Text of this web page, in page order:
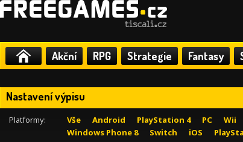
Akční RPG Strategie Fantasy
Nastavení výpisu
Platformy: Vše Android PlayStation 4 PC Wii
Windows Phone 8
Switch iOS